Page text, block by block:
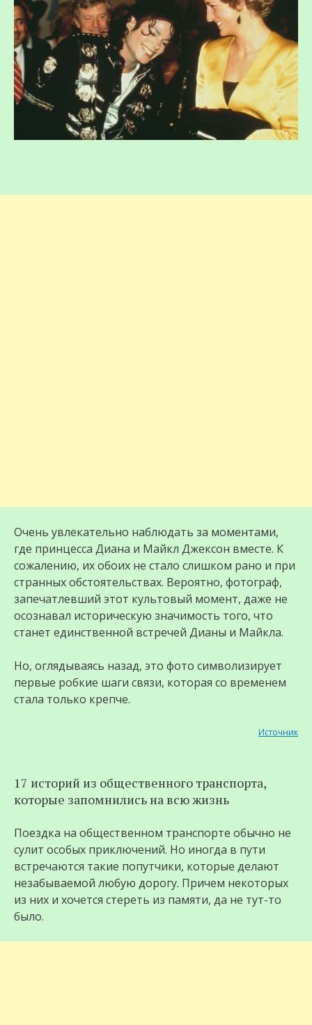
Очень увлекательно наблюдать за моментами,
где принцесса Диана и Майкл Джексон вместе. К
сожалению, их обоих не стало слишком рано и при
странных обстоятельствах. Вероятно, фотограф,
запечатлевший этот культовый момент, даже не
осознавал историческую значимость того, что
станет единственной встречей Дианы и Майкла.
Но, оглядываясь назад, это фото символизирует
первые робкие шаги связи, которая со временем
стала только крепче.
Источник
17 историй из общественного транспорта,
которые запомнились на всю жизнь
Поездка на общественном транспорте обычно не
сулит особых приключений. Но иногда в пути
встречаются такие попутчики, которые делают
незабываемой любую дорогу. Причем некоторых
из них и хочется стереть из памяти, да не тут-то
было.